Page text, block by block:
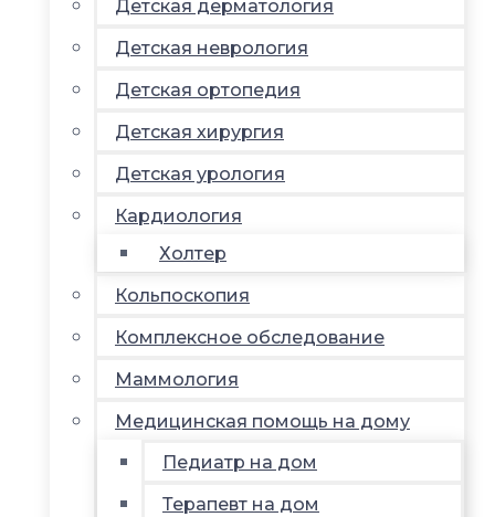
Детская дерматология
Детская неврология
Детская ортопедия
Детская хирургия
Детская урология
Кардиология
Холтер
Кольпоскопия
Комплексное обследование
Маммология
Медицинская помощь на дому
Педиатр на дом
Терапевт на дом